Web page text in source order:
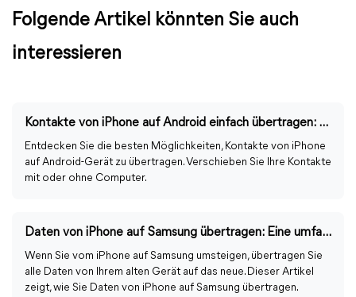
Folgende Artikel könnten Sie auch
interessieren
Kontakte von iPhone auf Android einfach übertragen: so geht´s
Entdecken Sie die besten Möglichkeiten, Kontakte von iPhone
auf Android-Gerät zu übertragen. Verschieben Sie Ihre Kontakte
mit oder ohne Computer.
Daten von iPhone auf Samsung übertragen: Eine umfassende Anleitung
Wenn Sie vom iPhone auf Samsung umsteigen, übertragen Sie
alle Daten von Ihrem alten Gerät auf das neue. Dieser Artikel
zeigt, wie Sie Daten von iPhone auf Samsung übertragen.